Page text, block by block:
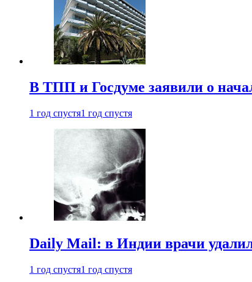
В ТПП и Госдуме заявили о
1 год спустя1 год спустя
Daily Mail: в Индии врачи
1 год спустя1 год спустя